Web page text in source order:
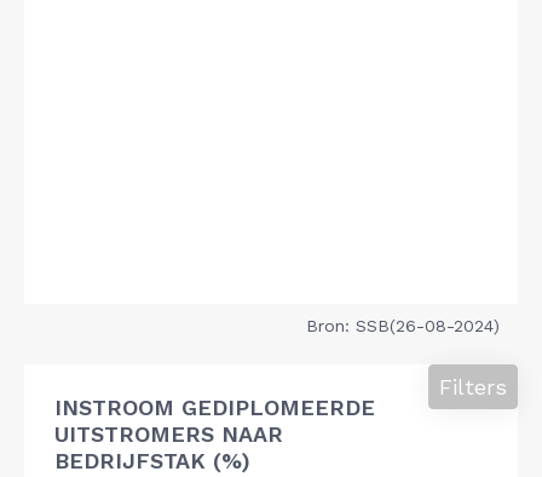
Bron: SSB(26-08-2024)
INSTROOM GEDIPLOMEERDE
UITSTROMERS NAAR
BEDRIJFSTAK (%)
Filters